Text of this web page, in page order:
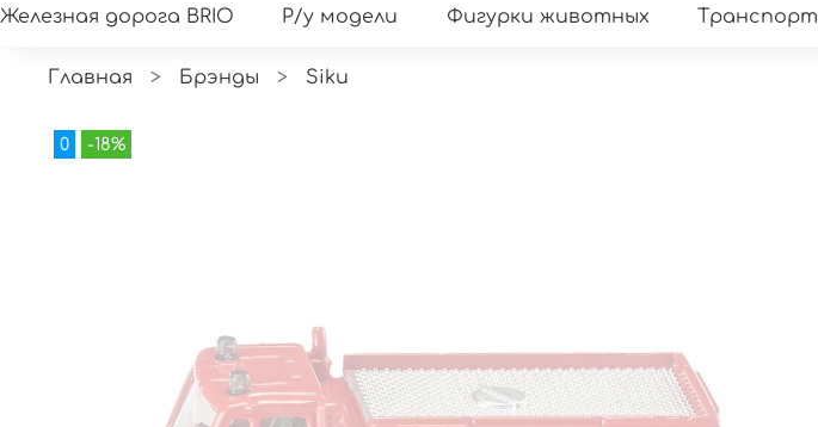
Железная дорога BRIO Р/у модели Фигурки животных Транспорт
Главная Брэнды Siku
0 -18%